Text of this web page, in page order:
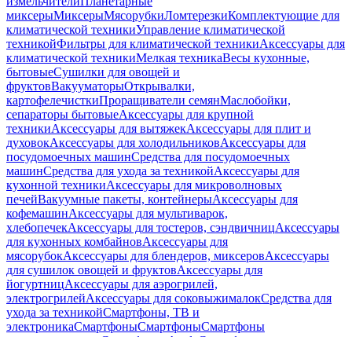
миксерыМиксерыМясорубкиЛомтерезкиКомплектующие для
климатической техникиУправление климатической
техникойФильтры для климатической техникиАксессуары для
климатической техникиМелкая техникаВесы кухонные,
бытовыеСушилки для овощей и
фруктовВакууматорыОткрывалки,
картофелечисткиПроращиватели семянМаслобойки,
сепараторы бытовыеАксессуары для крупной
техникиАксессуары для вытяжекАксессуары для плит и
духовокАксессуары для холодильниковАксессуары для
посудомоечных машинСредства для посудомоечных
машинСредства для ухода за техникойАксессуары для
кухонной техникиАксессуары для микроволновых
печейВакуумные пакеты, контейнерыАксессуары для
кофемашинАксессуары для мультиварок,
хлебопечекАксессуары для тостеров, сэндвичницАксессуары
для кухонных комбайновАксессуары для
мясорубокАксессуары для блендеров, миксеровАксессуары
для сушилок овощей и фруктовАксессуары для
йогуртницАксессуары для аэрогрилей,
электрогрилейАксессуары для соковыжималокСредства для
ухода за техникойСмартфоны, ТВ и
электроникаСмартфоныСмартфоныСмартфоны